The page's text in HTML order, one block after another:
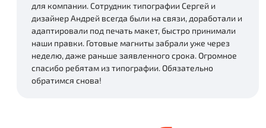
для компании. Сотрудник типографии Сергей и
дизайнер Андрей всегда были на связи, доработали и
адаптировали под печать макет, быстро принимали
наши правки. Готовые магниты забрали уже через
неделю, даже раньше заявленного срока. Огромное
спасибо ребятам из типографии. Обязательно
обратимся снова!